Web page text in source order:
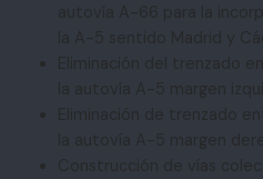
autovía A-66 para la
la A-5 sentido Madrid y
Eliminación del trenzado
la autovía A-5 margen
Eliminación de trenzado
la autovía A-5 margen
Construcción de vías